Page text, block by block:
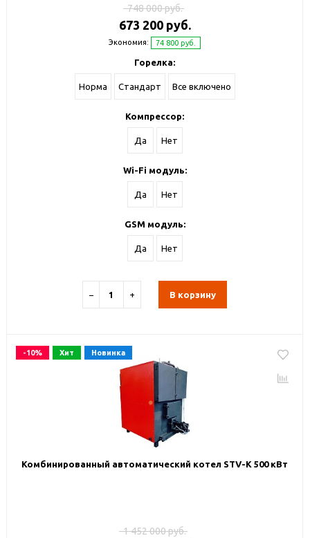
748 000 руб.
673 200 руб.
Экономия: 74 800 руб.
Горелка:
Норма Стандарт Все включено
Компрессор:
Да Нет
Wi-Fi модуль:
Да Нет
GSM модуль:
Да Нет
− + В корзину
-10% Хит Новинка
Комбинированный автоматический котел STV-К 500 кВт
1 452 000 руб.